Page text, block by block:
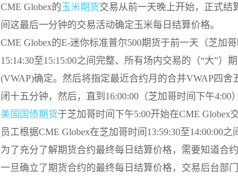
CME Globex的玉米期货交易从前一天晚上开始，正式结
间这最后一分钟的交易活动确定玉米每日结算价格。
CME Globex的E-迷你标准普尔500期货于前一天（芝加
15:14:30至15:15:00之间完整、所有场内交易的（“大”
(VWAP)确定。然后将指定最近合约月的合并VWAP四舍
闭十五分钟，然后，直到16:00:00（芝加哥时间下午4:00
美国国债期货于芝加哥时间下午5:00开始在CME
员工根据CME Globex在芝加哥时间13:59:30至14:00:00
为了充分了解期货合约最终每日结算价格，需要知道合
一旦确立了期货合约的最终每日结算价格，交易后台部